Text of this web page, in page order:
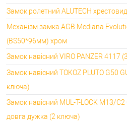
Замок ролетний ALUTECH
Механізм замка AGB Mediana
(BS50*96мм) хром
Замок навісний VIRO PANZER 4117
Замок навісний TOKOZ PLUTO G50
ключа)
Замок навісний MUL-T-LOCK M13/C2
довга дужка (2 ключа)